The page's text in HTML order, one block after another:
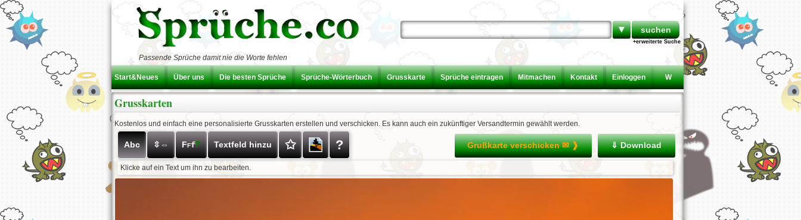
Passende Sprüche damit nie die Worte fehlen
▼
+erweiterte Suche
Start&Neues Über uns Die besten Sprüche Sprüche-Wörterbuch Grusskarte Sprüche eintragen Mitmachen Kontakt Einloggen W
Grusskarten
Kostenlos und einfach eine personalisierte Grusskarten erstellen und verschicken. Es kann auch ein zukünftiger Versandtermin gewählt werden.
Abc ⇳⇔ FFfF Textfeld hinzu ✩ ? ⇓ Download
Grußkarte verschicken ✉ ❱
Klicke auf ein Text um ihn zu bearbeiten.